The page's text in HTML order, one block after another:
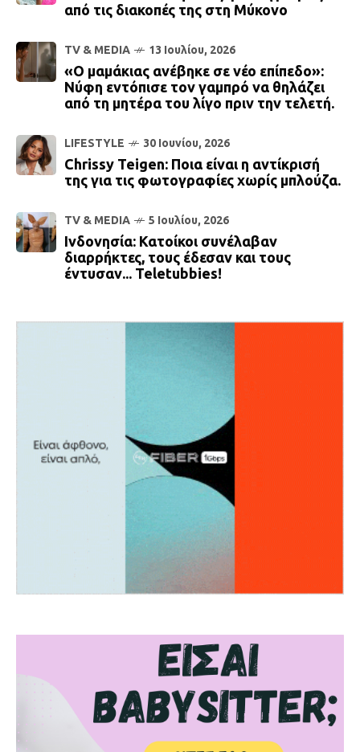
από τις διακοπές της στη Μύκονο
TV & MEDIA 13 Ιουλίου, 2026
«Ο μαμάκιας ανέβηκε σε νέο επίπεδο»:
Νύφη εντόπισε τον γαμπρό να θηλάζει
από τη μητέρα του λίγο πριν την τελετή.
LIFESTYLE 30 Ιουνίου, 2026
Chrissy Teigen: Ποια είναι η αντίκρισή
της για τις φωτογραφίες χωρίς μπλούζα.
TV & MEDIA 5 Ιουλίου, 2026
Ινδονησία: Κατοίκοι συνέλαβαν
διαρρήκτες, τους έδεσαν και τους
έντυσαν... Teletubbies!